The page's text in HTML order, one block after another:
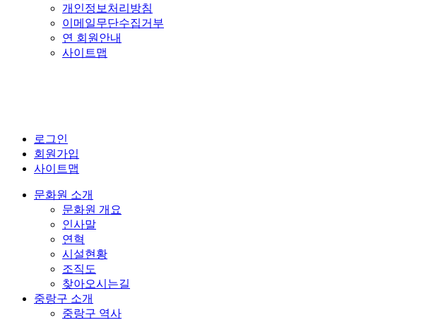
개인정보처리방침
이메일무단수집거부
연 회원안내
사이트맵
로그인
회원가입
사이트맵
문화원 소개
문화원 개요
인사말
연혁
시설현황
조직도
찾아오시는길
중랑구 소개
중랑구 역사